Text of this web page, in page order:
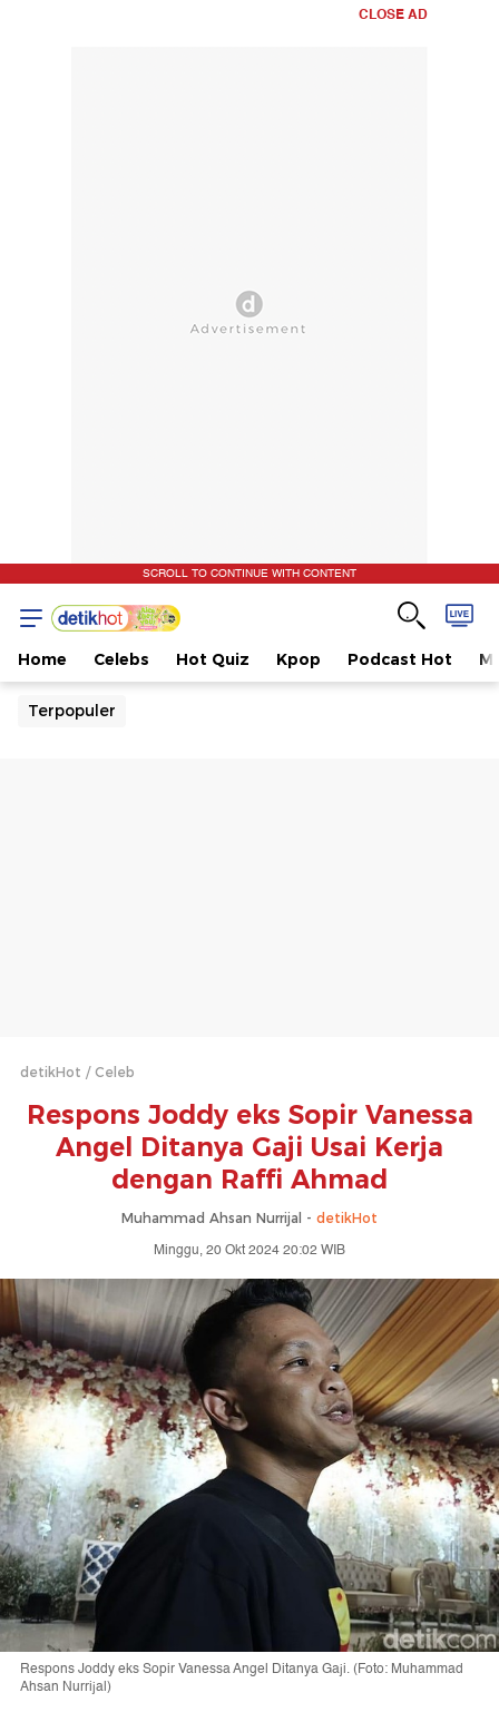
CLOSE AD
SCROLL TO CONTINUE WITH CONTENT
Home Celebs Hot Quiz Kpop Podcast Hot
Terpopuler
detikHot Celeb
Respons Joddy eks Sopir Vanessa
Angel Ditanya Gaji Usai Kerja
dengan Raffi Ahmad
Muhammad Ahsan Nurrijal - detikHot
Minggu, 20 Okt 2024 20:02 WIB
Respons Joddy eks Sopir Vanessa Angel Ditanya Gaji. (Foto: Muhammad
Ahsan Nurrijal)